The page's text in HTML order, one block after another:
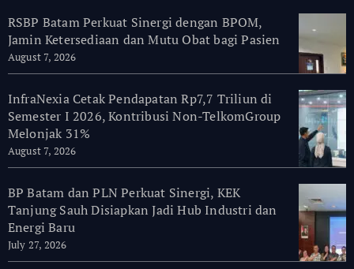
RSBP Batam Perkuat Sinergi dengan BPOM,
Jamin Ketersediaan dan Mutu Obat bagi Pasien
August 7, 2026
InfraNexia Cetak Pendapatan Rp7,7 Triliun di
Semester I 2026, Kontribusi Non-TelkomGroup
Melonjak 31%
August 7, 2026
BP Batam dan PLN Perkuat Sinergi, KEK
Tanjung Sauh Disiapkan Jadi Hub Industri dan
Energi Baru
July 27, 2026